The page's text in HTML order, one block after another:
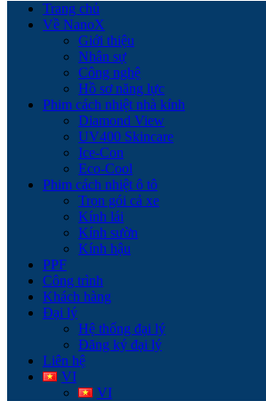
Trang chủ
Về NanoX
Giới thiệu
Nhân sự
Công nghệ
Hồ sơ năng lực
Phim cách nhiệt nhà kính
Diamond View
UV400 Skincare
Ice-Con
Eco-Cool
Phim cách nhiệt ô tô
Trọn gói cả xe
Kính lái
Kính sườn
Kính hậu
PPF
Công trình
Khách hàng
Đại lý
Hệ thống đại lý
Đăng ký đại lý
Liên hệ
VI
VI